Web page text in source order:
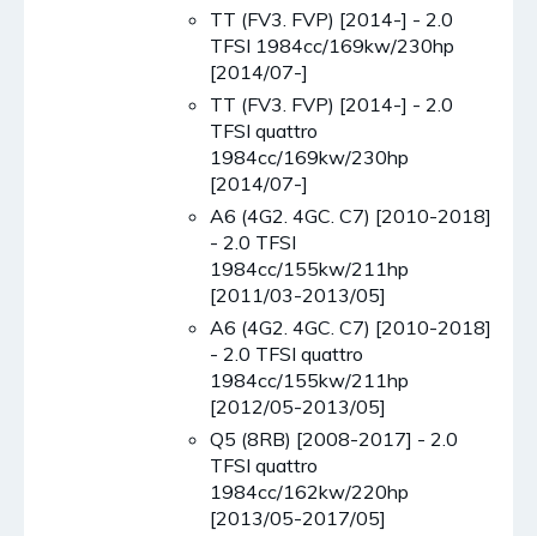
TT (FV3. FVP) [2014-] - 2.0
TFSI 1984cc/169kw/230hp
[2014/07-]
TT (FV3. FVP) [2014-] - 2.0
TFSI quattro
1984cc/169kw/230hp
[2014/07-]
A6 (4G2. 4GC. C7) [2010-2018]
- 2.0 TFSI
1984cc/155kw/211hp
[2011/03-2013/05]
A6 (4G2. 4GC. C7) [2010-2018]
- 2.0 TFSI quattro
1984cc/155kw/211hp
[2012/05-2013/05]
Q5 (8RB) [2008-2017] - 2.0
TFSI quattro
1984cc/162kw/220hp
[2013/05-2017/05]